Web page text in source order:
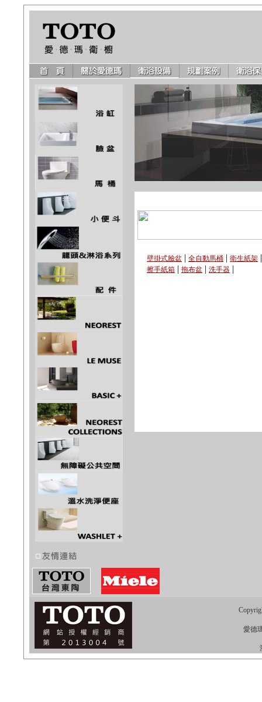
壁掛式臉盆 | 全自動馬桶 | 衛生紙架
擦手紙箱 | 拖布盆 | 洗手器 |
愛德